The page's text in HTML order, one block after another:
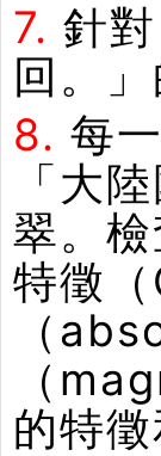
7. 針
回。
8. 每
「大
翠。
特徵
（
（
的特徵